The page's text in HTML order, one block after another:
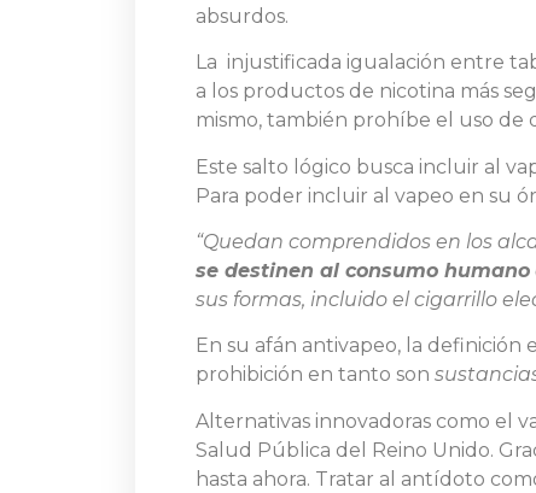
absurdos.
La injustificada igualación entre
a los productos de nicotina más
mismo, también prohíbe el uso de
Este salto lógico busca incluir al
Para poder incluir al vapeo en su
“Quedan comprendidos en los
se destinen al consumo humano
sus formas, incluido el cigarrillo
En su afán antivapeo, la
prohibición en tanto son
Alternativas innovadoras como el
Salud Pública del Reino Unido.
hasta ahora. Tratar al antídoto